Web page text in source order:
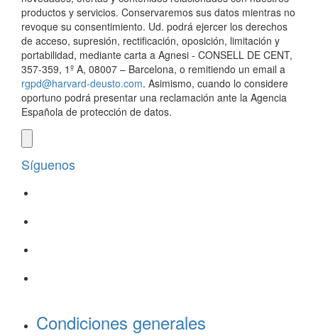
productos y servicios. Conservaremos sus datos mientras no
revoque su consentimiento. Ud. podrá ejercer los derechos
de acceso, supresión, rectificación, oposición, limitación y
portabilidad, mediante carta a Agnesi - CONSELL DE CENT,
357-359, 1º A, 08007 – Barcelona, o remitiendo un email a
rgpd@harvard-deusto.com. Asimismo, cuando lo considere
oportuno podrá presentar una reclamación ante la Agencia
Española de protección de datos.
Síguenos
Condiciones generales